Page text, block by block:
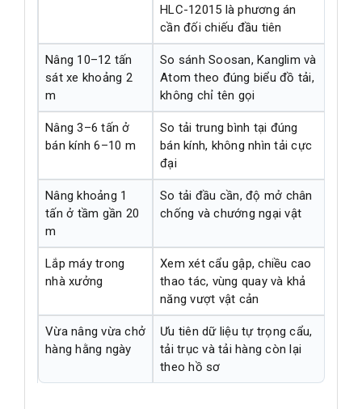
HLC-12015 là phương án
cần đối chiếu đầu tiên
Nâng 10–12 tấn
sát xe khoảng 2
m
So sánh Soosan, Kanglim và
Atom theo đúng biểu đồ tải,
không chỉ tên gọi
Nâng 3–6 tấn ở
bán kính 6–10 m
So tải trung bình tại đúng
bán kính, không nhìn tải cực
đại
Nâng khoảng 1
tấn ở tầm gần 20
m
So tải đầu cần, độ mở chân
chống và chướng ngại vật
Lắp máy trong
nhà xưởng
Xem xét cẩu gập, chiều cao
thao tác, vùng quay và khả
năng vượt vật cản
Vừa nâng vừa chở
hàng hằng ngày
Ưu tiên dữ liệu tự trọng cẩu,
tải trục và tải hàng còn lại
theo hồ sơ